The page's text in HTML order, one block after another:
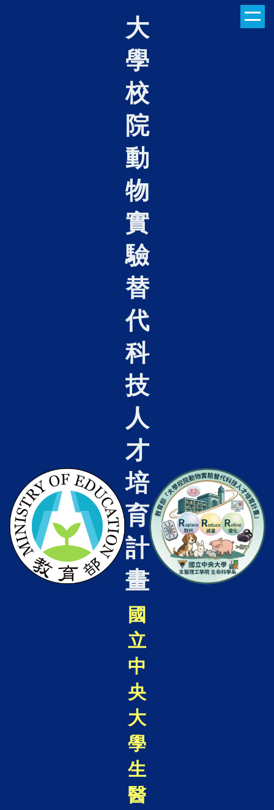
大
學
校
院
動
物
實
驗
替
代
科
技
人
才
培
育
計
畫
國
立
中
央
大
學
生
醫